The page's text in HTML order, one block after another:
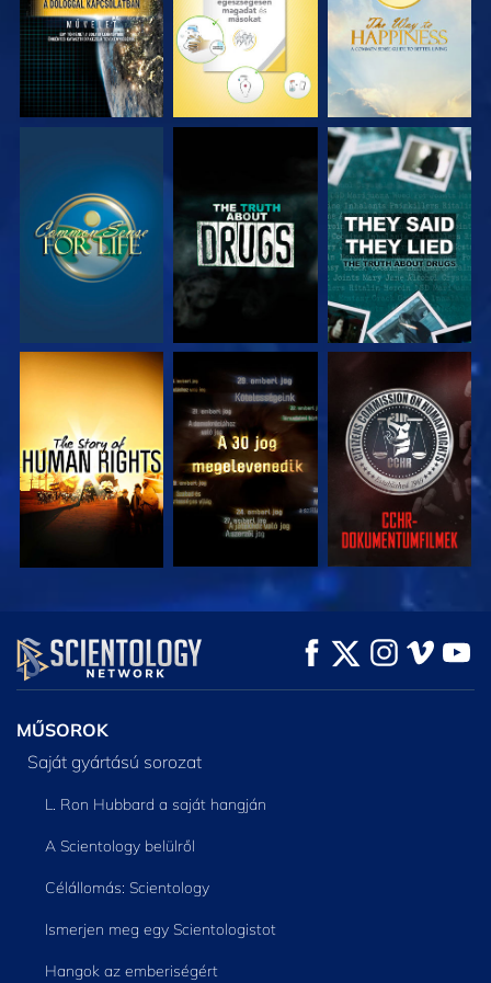
MŰSORNÉZÉS MŰSORNÉZÉS MŰSORNÉZÉS
MŰSORNÉZÉS MŰSORNÉZÉS MŰSORNÉZÉS
MŰSORNÉZÉS MŰSORNÉZÉS
A SOROZAT
RÉSZEI
MŰSOROK
Saját gyártású sorozat
L. Ron Hubbard a saját hangján
A Scientology belülről
Célállomás: Scientology
Ismerjen meg egy Scientologistot
Hangok az emberiségért